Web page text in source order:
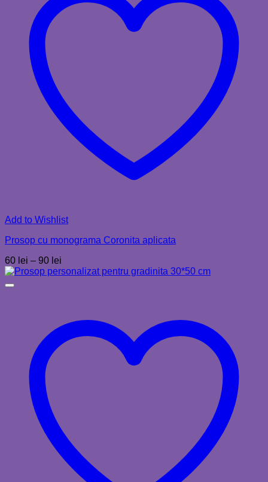
Add to Wishlist
Prosop cu monograma Coronita aplicata
60 lei – 90 lei
de
90 lei